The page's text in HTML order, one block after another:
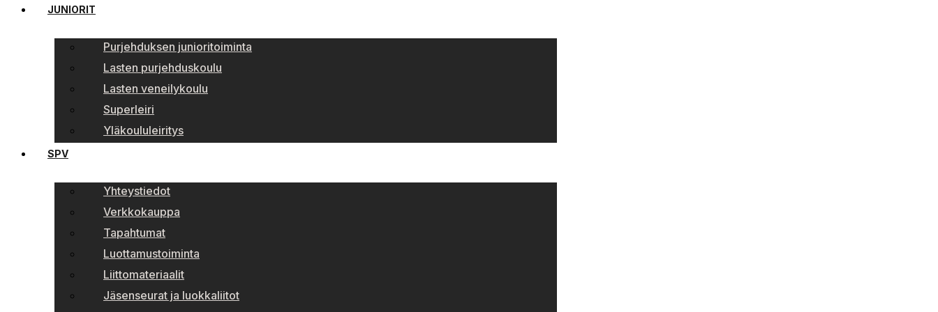
JUNIORIT
Purjehduksen junioritoiminta
Lasten purjehduskoulu
Lasten veneilykoulu
Superleiri
Yläkoululeiritys
SPV
Yhteystiedot
Verkkokauppa
Tapahtumat
Luottamustoiminta
Liittomateriaalit
Jäsenseurat ja luokkaliitot